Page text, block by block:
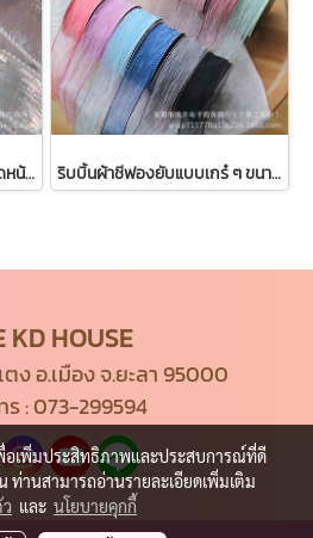
ริบบิ้นเฮโลแกรมขอบมุก ขนาดหน้ากว้าง 4 ซม. ยาว 5 หลา ริบบิ้นผ้าชีฟองยับแบบเกร๋ ๆ ขนาด 4ซม. ยาว 10 หลา
KD HOUSE
ตง อ.เมือง จ.ยะลา 95000
ร :073-299594
อเพิ่มประสิทธิภาพและประสบการณ์ที่ดี
ท่านสามารถอ่านรายละเอียดเพิ่มเติม
และ นโยบายคุกกี้